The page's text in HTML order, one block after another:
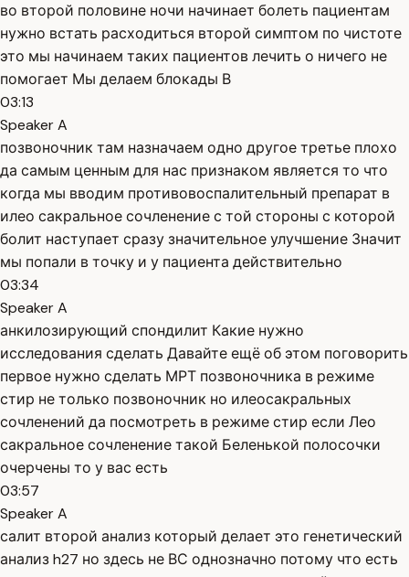
во второй половине ночи начинает болеть пациентам
нужно встать расходиться второй симптом по чистоте
это мы начинаем таких пациентов лечить о ничего не
помогает Мы делаем блокады В
03:13
Speaker A
позвоночник там назначаем одно другое третье плохо
да самым ценным для нас признаком является то что
когда мы вводим противовоспалительный препарат в
илео сакральное сочленение с той стороны с которой
болит наступает сразу значительное улучшение Значит
мы попали в точку и у пациента действительно
03:34
Speaker A
анкилозирующий спондилит Какие нужно
исследования сделать Давайте ещё об этом поговорить
первое нужно сделать МРТ позвоночника в режиме
стир не только позвоночник но илеосакральных
сочленений да посмотреть в режиме стир если Лео
сакральное сочленение такой Беленькой полосочки
очерчены то у вас есть
03:57
Speaker A
салит второй анализ который делает это генетический
анализ h27 но здесь не ВС однозначно потому что есть